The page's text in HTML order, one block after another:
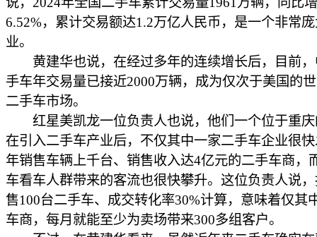
6.52%，累计交易额达1.2万亿人民币，是一个非常
业。
黄建华也说，在经过多年的连续增长后，目前，
手车年交易量已接近2000万辆，成为仅次于美国的
二手车市场。
红星美凯龙一位负责人也说，他们一个位于重庆
在引入二手车产业后，不仅其中一家二手车企业很
年销售车辆上千台、销售收入达4亿元的二手车商，
车看车人群带来的客流也很快攀升。这位负责人说
售100台二手车、成交转化率30%计算，意味着仅其
车商，每月就能至少为卖场带来300多组客户。